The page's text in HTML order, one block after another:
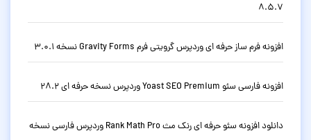
8.5.7
افزونه فرم ساز حرفه ای وردپرس گرویتی فرم Gravity Forms نسخه 3.0.1
افزونه فارسی سئو Yoast SEO Premium وردپرس نسخه حرفه ای 28.2
دانلود افزونه سئو حرفه ای رنک مث Rank Math Pro وردپرس فارسی نسخه